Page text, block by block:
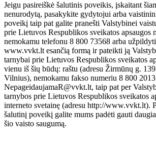
Jeigu pasireiškė šalutinis poveikis, įskaitant
nenurodytą, pasakykite gydytojui arba
poveikį taip pat galite pranešti Valstybinei
prie Lietuvos Respublikos sveikatos apsaugos
nemokamu telefonu 8 800 73568 arba
www.vvkt.lt esančią formą ir pateikti ją
tarnybai prie Lietuvos Respublikos sveikatos
vienu iš šių būdų: raštu (adresu Žirmūnų g.
Vilnius), nemokamu fakso numeriu 8 800
NepageidaujamaR@vvkt.lt, taip pat per
tarnybos prie Lietuvos Respublikos sveikatos
interneto svetainę (adresu http://www.vvkt.lt).
šalutinį poveikį galite mums padėti gauti
šio vaisto saugumą.